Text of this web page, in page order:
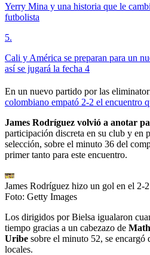
Yerry Mina y una historia que le
futbolista
5.
Cali y América se preparan para un
así se jugará la fecha 4
En un nuevo partido por las
colombiano empató 2-2 el encuentro
James Rodríguez volvió a anotar
participación discreta en su club y en
selección, sobre el minuto 36 del
primer tanto para este encuentro.
James Rodríguez hizo un gol en el 2-
Foto: Getty Images
Los dirigidos por Bielsa igualaron
tiempo gracias a un cabezazo de
Uribe sobre el minuto 52, se encargó
locales.